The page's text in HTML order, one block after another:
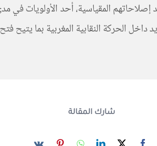
المقياسية، أحد الأولويات في
داخل الحركة النقابية المغربية بما يتيح
شارك المقالة